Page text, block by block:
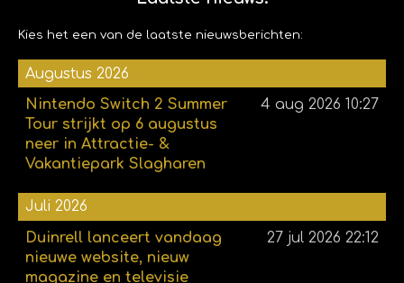
Kies het een van de laatste nieuwsberichten:
Augustus 2026
Nintendo Switch 2 Summer
Tour strijkt op 6 augustus
neer in Attractie- &
Vakantiepark Slagharen
4 aug 2026 10:27
Juli 2026
Duinrell lanceert vandaag
nieuwe website, nieuw
magazine en televisie
27 jul 2026 22:12